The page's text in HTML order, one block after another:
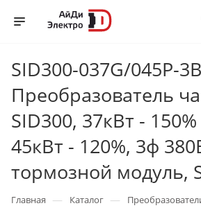
SID300-037G/045P-
Преобразователь
SID300, 37кВт -
45кВт - 120%, 3ф
тормозной модуль,
Главная — Каталог —